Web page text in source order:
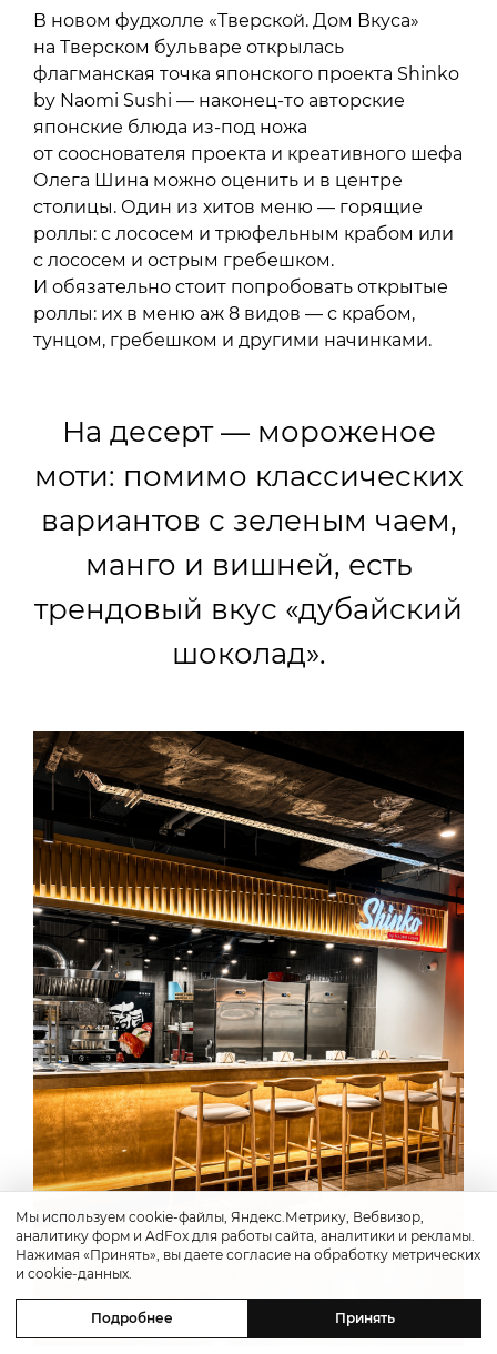
В новом фудхолле «Тверской. Дом Вкуса»
на Тверском бульваре открылась
флагманская точка японского проекта Shinko
by Naomi Sushi — наконец-то авторские
японские блюда из-под ножа
от сооснователя проекта и креативного шефа
Олега Шина можно оценить и в центре
столицы. Один из хитов меню — горящие
роллы: с лососем и трюфельным крабом или
с лососем и острым гребешком.
И обязательно стоит попробовать открытые
роллы: их в меню аж 8 видов — с крабом,
тунцом, гребешком и другими начинками.
На десерт — мороженое
моти: помимо классических
вариантов с зеленым чаем,
манго и вишней, есть
трендовый вкус «дубайский
шоколад».
Мы используем cookie-файлы, Яндекс.Метрику, Вебвизор,
аналитику форм и AdFox для работы сайта, аналитики и рекламы.
Нажимая «Принять», вы даете согласие на обработку метрических
и cookie-данных.
Подробнее Принять